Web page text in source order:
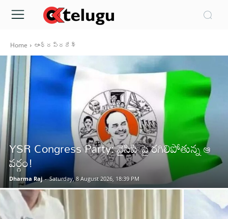
Home ఆంధ్రప్రదేశ్‌
YSR Congress Party: వైసిపి పై రగిలిపోతున్న ఆ
వర్గం!
Dharma Raj - Saturday, 8 August 2026, 18:39 PM